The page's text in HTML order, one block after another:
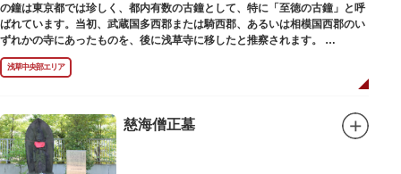
の鐘は東京都では珍しく、都内有数の古鐘として、特に「至徳の古鐘」と呼
ばれています。当初、武蔵国多西郡または騎西郡、あるいは相模国西郡のい
ずれかの寺にあったものを、後に浅草寺に移したと推察されます。
現在は、五重塔北側の絵馬堂内に保管されています。絵馬堂は通常非公開と
なっていますが、不定期で行われる「伝法院庭園拝観と絵馬展」が開催され
浅草中央部エリア
慈海僧正墓